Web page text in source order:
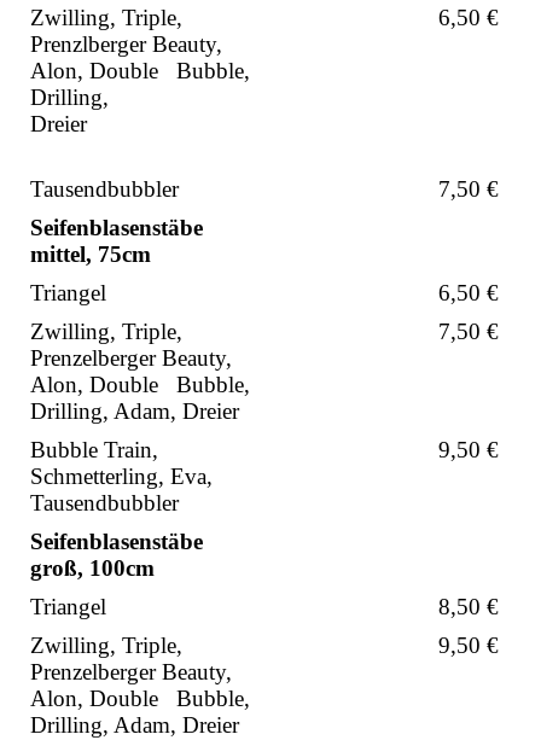
Zwilling, Triple,
Prenzlberger Beauty,
Alon, Double Bubble,
Drilling,
Dreier
6,50 €
Tausendbubbler
7,50 €
Seifenblasenstäbe
mittel, 75cm
Triangel
6,50 €
Zwilling, Triple,
Prenzelberger Beauty,
Alon, Double Bubble,
Drilling, Adam, Dreier
7,50 €
Bubble Train,
Schmetterling, Eva,
Tausendbubbler
9,50 €
Seifenblasenstäbe
groß, 100cm
Triangel
8,50 €
Zwilling, Triple,
Prenzelberger Beauty,
Alon, Double Bubble,
Drilling, Adam, Dreier
9,50 €